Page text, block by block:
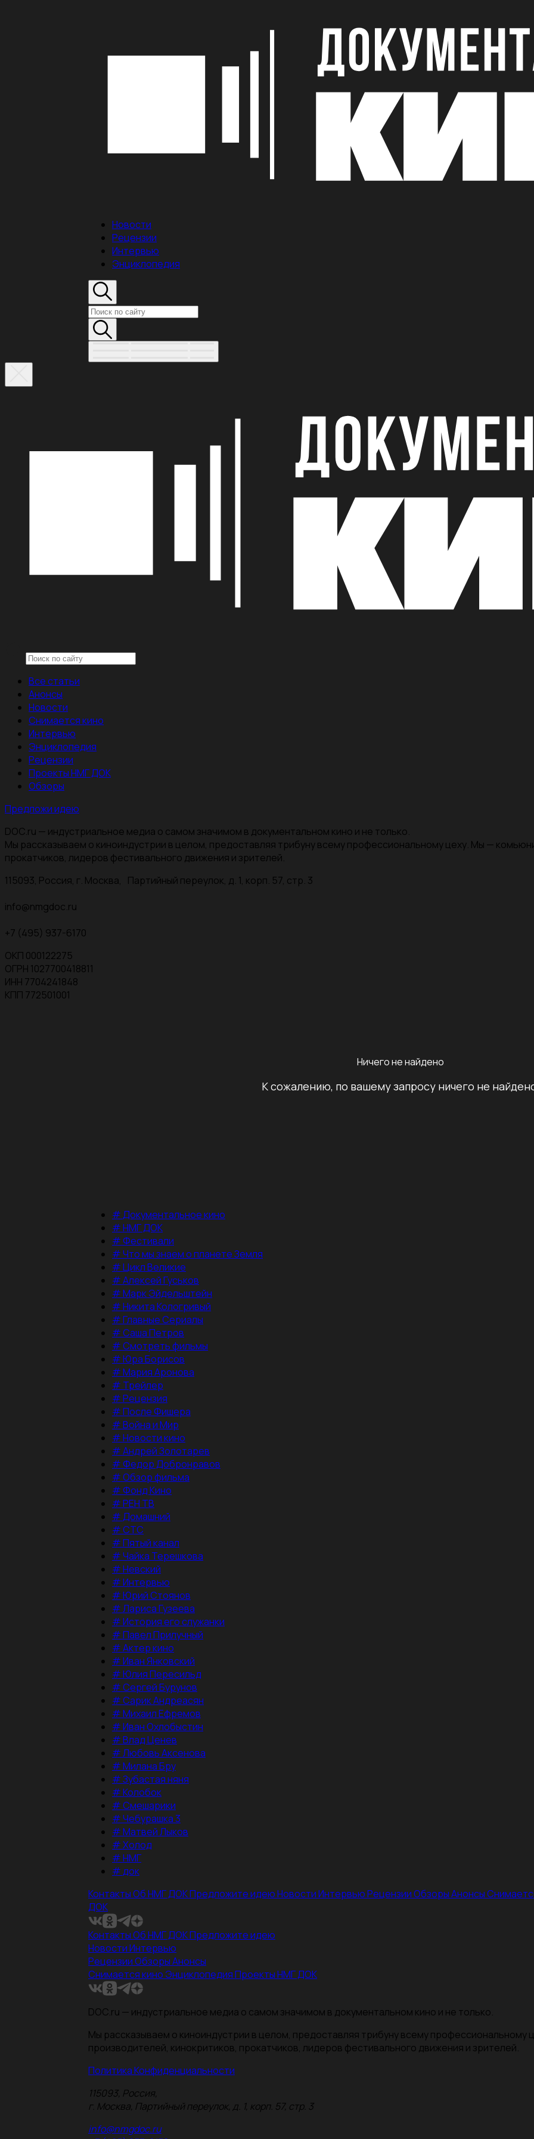
Новости
Рецензии
Интервью
Энциклопедия
Все статьи
Анонсы
Новости
Снимается кино
Интервью
Энциклопедия
Рецензии
Проекты НМГ ДОК
Обзоры
Предложи идею
DOC.ru — индустриальное медиа о самом значимом в документальном кино и не только.
Мы рассказываем о киноиндустрии в целом, предоставляя трибуну всему профессиональному цеху. Мы —
прокатчиков, лидеров фестивального движения и зрителей.
115093, Россия, г. Москва, Партийный переулок, д. 1, корп. 57, стр. 3
info@nmgdoc.ru
+7 (495) 937-6170
ОКП 000122275
ОГРН 1027700418811
ИНН 7704241848
КПП 772501001
Ничего не найдено
К сожалению, по вашему запросу ничего не
#Документальное кино
#НМГ ДОК
#Фестивали
#Что мы знаем о планете Земля
#Цикл Великие
#Алексей Гуськов
#Марк Эйдельштейн
#Никита Кологривый
#Главные Сериалы
#Саша Петров
#Смотреть фильмы
#Юра Борисов
#Мария Аронова
# Трейлер
#Рецензия
#После Фишера
#Война и Мир
#Новости кино
#Андрей Золотарев
#Федор Добронравов
#Обзор фильма
#Фонд Кино
#РЕН ТВ
#Домашний
#СТС
#Пятый канал
#Чайка Терешкова
#Невский
#Интервью
#Юрий Стоянов
#Лариса Гузеева
#История его служанки
#Павел Прилучный
#Актер кино
#Иван Янковский
#Юлия Пересильд
#Сергей Бурунов
#Сарик Андреасян
#Михаил Ефремов
#Иван Охлобыстин
#Влад Ценев
#Любовь Аксенова
#Милана Бру
#Зубастая няня
#Колобок
#Смешарики
#Чебурашка 3
#Матвей Лыков
#Холод
#НМГ
#док
КонтактыОб НМГ ДОКПредложите идеюНовостиИнтервьюРецензииОбзорыАнонсы
ДОК
КонтактыОб НМГ ДОКПредложите идею
НовостиИнтервью
РецензииОбзорыАнонсы
Снимается кино ЭнциклопедияПроекты НМГ ДОК
DOC.ru — индустриальное медиа о самом значимом в документальном кино и не только.
Мы рассказываем о киноиндустрии в целом, предоставляя трибуну всему
производителей, кинокритиков, прокатчиков, лидеров фестивального движения и зрителей.
Политика Конфиденциальности
115093, Россия,
г. Москва, Партийный переулок, д. 1, корп. 57, стр. 3
info@nmgdoc.ru